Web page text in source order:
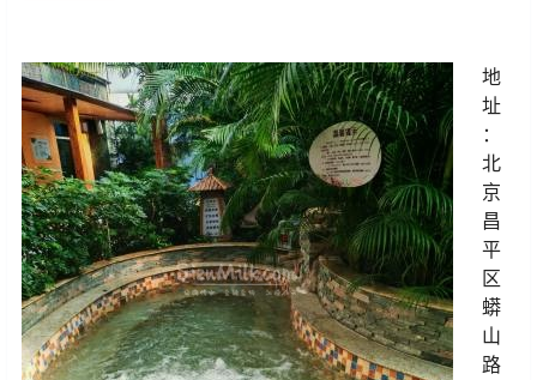
地
址
：
北
京
昌
平
区
蟒
山
路